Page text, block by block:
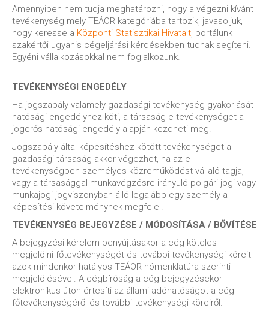
Amennyiben nem tudja meghatározni, hogy a végezni kívánt
tevékenység mely TEÁOR kategóriába tartozik, javasoljuk,
hogy keresse a Központi Statisztikai Hivatalt , portálunk
szakértői ugyanis cégeljárási kérdésekben tudnak segíteni.
Egyéni vállalkozásokkal nem foglalkozunk.
TEVÉKENYSÉGI ENGEDÉLY
Ha jogszabály valamely gazdasági tevékenység gyakorlását
hatósági engedélyhez köti, a társaság e tevékenységet a
jogerős hatósági engedély alapján kezdheti meg.
Jogszabály által képesítéshez kötött tevékenységet a
gazdasági társaság akkor végezhet, ha az e
tevékenységben személyes közreműködést vállaló tagja,
vagy a társasággal munkavégzésre irányuló polgári jogi vagy
munkajogi jogviszonyban álló legalább egy személy a
képesítési követelménynek megfelel.
TEVÉKENYSÉG BEJEGYZÉSE / MÓDOSÍTÁSA / BŐVÍTÉSE
A bejegyzési kérelem benyújtásakor a cég köteles
megjelölni főtevékenységét és további tevékenységi köreit
azok mindenkor hatályos TEÁOR nómenklatúra szerinti
megjelölésével. A cégbíróság a cég bejegyzésekor
elektronikus úton értesíti az állami adóhatóságot a cég
főtevékenységéről és további tevékenységi köreiről.